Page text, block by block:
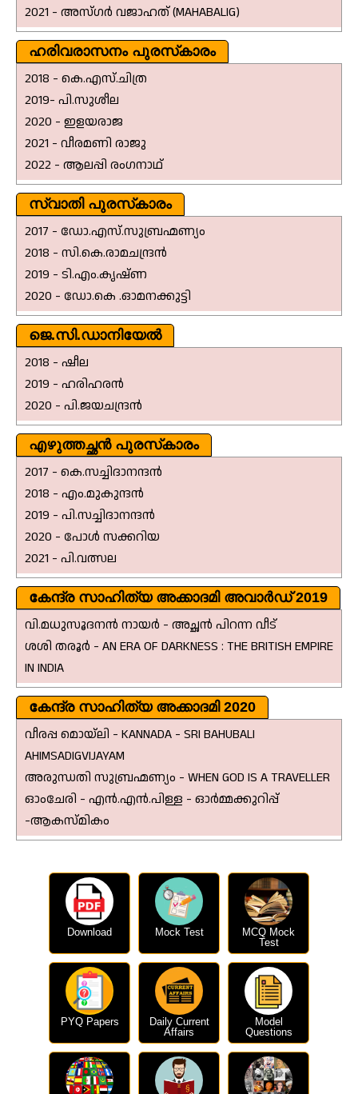
2021 - അസ്ഗർ വജാഹത് (MAHABALIG)
ഹരിവരാസനം പുരസ്‌കാരം
2018 - കെ.എസ്.ചിത്ര
2019- പി.സുശീല
2020 - ഇളയരാജ
2021 - വീരമണി രാജു
2022 - ആലപ്പി രംഗനാഥ്
സ്വാതി പുരസ്‌കാരം
2017 - ഡോ.എസ്.സുബ്രഹ്മണ്യം
2018 - സി.കെ.രാമചന്ദ്രൻ
2019 - ടി.എം.കൃഷ്ണ
2020 - ഡോ.കെ .ഓമനക്കുട്ടി
ജെ.സി.ഡാനിയേൽ
2018 - ഷീല
2019 - ഹരിഹരൻ
2020 - പി.ജയചന്ദ്രൻ
എഴുത്തച്ഛൻ പുരസ്‌കാരം
2017 - കെ.സച്ചിദാനന്ദൻ
2018 - എം.മുകുന്ദൻ
2019 - പി.സച്ചിദാനന്ദൻ
2020 - പോൾ സക്കറിയ
2021 - പി.വത്സല
കേന്ദ്ര സാഹിത്യ അക്കാദമി അവാർഡ് 2019
വി.മധുസൂദനൻ നായർ - അച്ഛൻ പിറന്ന വീട്
ശശി തരൂർ - AN ERA OF DARKNESS : THE BRITISH EMPIRE
IN INDIA
കേന്ദ്ര സാഹിത്യ അക്കാദമി 2020
വീരപ്പ മൊയ്‌ലി - KANNADA - SRI BAHUBALI
AHIMSADIGVIJAYAM
അരുന്ധതി സുബ്രഹ്മണ്യം - WHEN GOD IS A TRAVELLER
ഓംചേരി - എൻ.എൻ.പിള്ള - ഓർമ്മക്കുറിപ്പ്
-ആകസ്മികം
Download Mock Test
MCQ Mock
Test
PYQ Papers
Daily Current
Affairs
Model
Questions